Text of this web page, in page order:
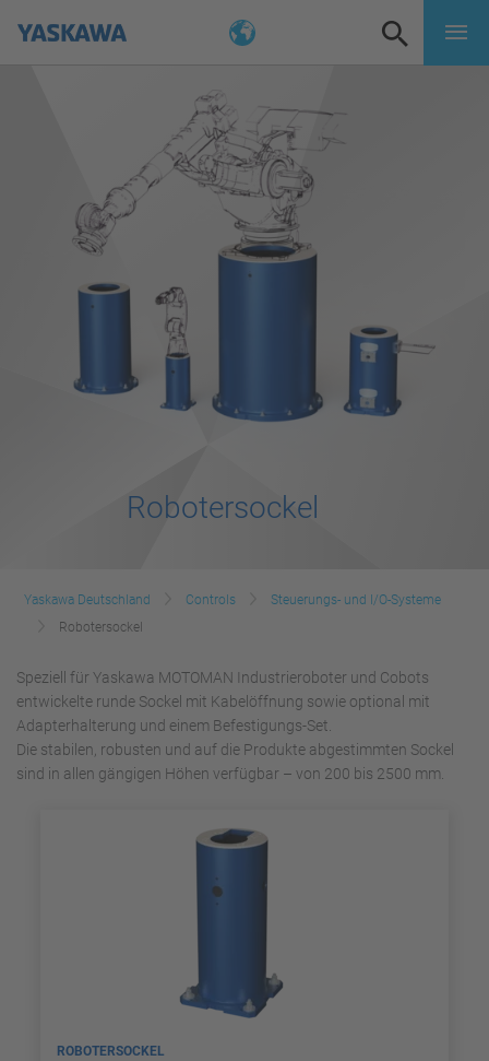
Robotersockel
Yaskawa Deutschland Controls
Steuerungs- und I/O-Systeme
Robotersockel
Speziell für Yaskawa MOTOMAN Industrieroboter und Cobots
entwickelte runde Sockel mit Kabelöffnung sowie optional mit
Adapterhalterung und einem Befestigungs-Set.
Die stabilen, robusten und auf die Produkte abgestimmten Sockel
sind in allen gängigen Höhen verfügbar – von 200 bis 2500 mm.
ROBOTERSOCKEL